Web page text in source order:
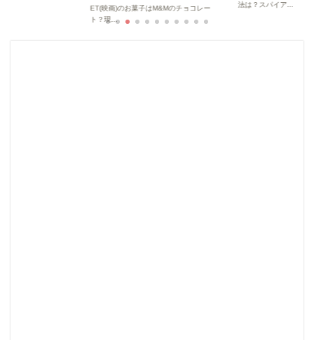
ET(映画)のお菓子はM&Mのチョコレー
ト？現...
法は？スパイア...